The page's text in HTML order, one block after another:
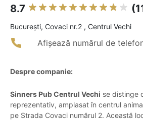
8.7
Bucureşti, Covaci nr.2 , Centrul Vechi
Afișează numărul de
Despre companie:
Sinners Pub Centrul Vechi se distinge
reprezentativ, amplasat în centrul
pe Strada Covaci numărul 2. Această